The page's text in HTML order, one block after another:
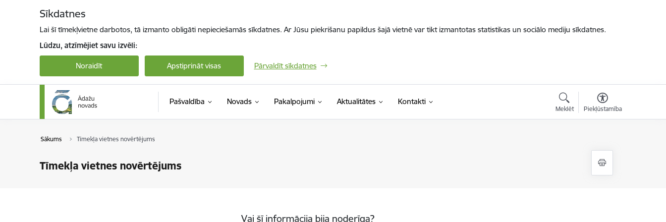
Sīkdatnes
Lai šī tīmekļvietne darbotos, tā izmanto obligāti nepieciešamās sīkdatnes. Ar Jūsu piekrišanu papildus šajā vietnē var tikt izmantotas statistikas un sociālo mediju sīkdatnes.
Lūdzu, atzīmējiet savu izvēli:
Noraidīt Apstiprināt visas Pārvaldīt sīkdatnes
Pašvaldība Novads Pakalpojumi Aktualitātes Kontakti
Meklēt Piekļūstamība
Sākums Tīmekļa vietnes novērtējums
Tīmekļa vietnes novērtējums
Vai šī informācija bija noderīga?